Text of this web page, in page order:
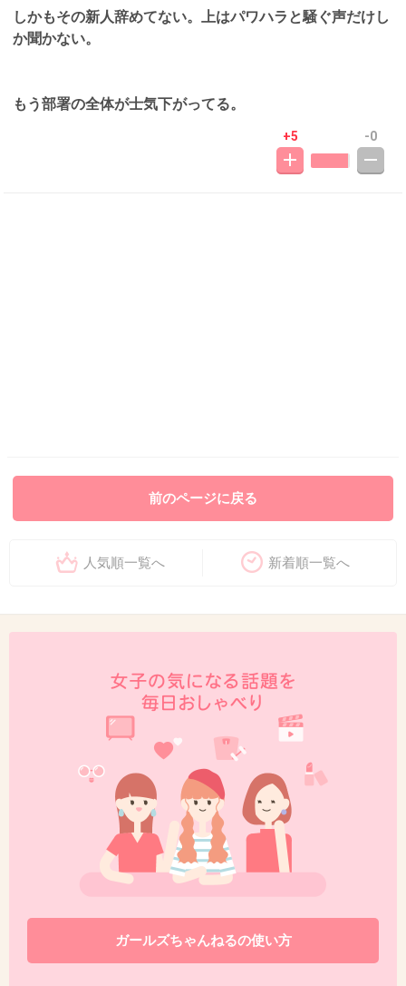
しかもその新人辞めてない。上はパワハラと騒ぐ声だけし
か聞かない。
もう部署の全体が士気下がってる。
+5 -0
前のページに戻る
人気順一覧へ 新着順一覧へ
ガールズちゃんねるの使い方